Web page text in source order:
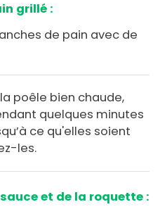
grillé :
de pain avec de
poêle bien chaude,
quelques minutes
ce qu'elles soient
les.
et de la roquette :